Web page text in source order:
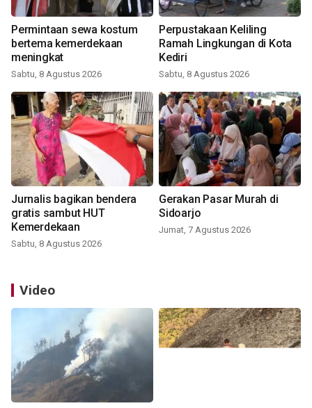
Permintaan sewa kostum
bertema kemerdekaan
meningkat
Sabtu, 8 Agustus 2026
Perpustakaan Keliling
Ramah Lingkungan di Kota
Kediri
Sabtu, 8 Agustus 2026
Jurnalis bagikan bendera
gratis sambut HUT
Kemerdekaan
Sabtu, 8 Agustus 2026
Gerakan Pasar Murah di
Sidoarjo
Jumat, 7 Agustus 2026
Video